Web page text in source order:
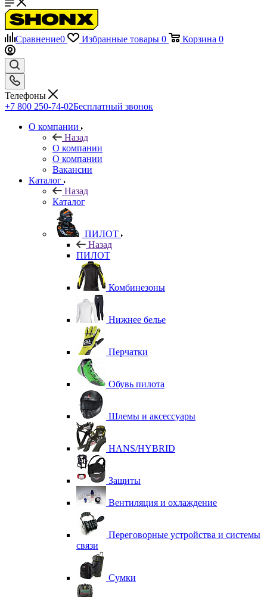
Сравнение0 Избранные товары 0 Корзина 0
Телефоны
+7 800 250-74-02Бесплатный звонок
О компании
Назад
О компании
О компании
Вакансии
Каталог
Назад
Каталог
ПИЛОТ
Назад
ПИЛОТ
Комбинезоны
Нижнее белье
Перчатки
Обувь пилота
Шлемы и аксессуары
HANS/HYBRID
Защиты
Вентиляция и охлаждение
Переговорные устройства и системы
связи
Сумки